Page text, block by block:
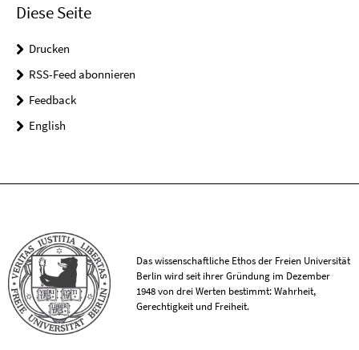
Diese Seite
Drucken
RSS-Feed abonnieren
Feedback
English
Das wissenschaftliche Ethos der Freien Universität
Berlin wird seit ihrer Gründung im Dezember
1948 von drei Werten bestimmt: Wahrheit,
Gerechtigkeit und Freiheit.